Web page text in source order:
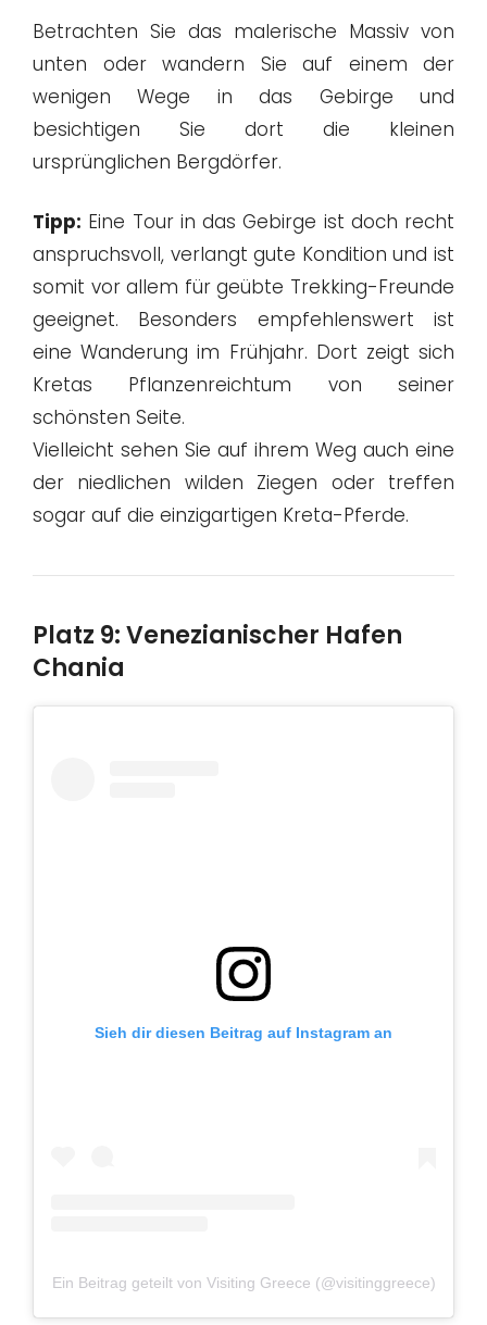
Betrachten Sie das malerische Massiv von
unten oder wandern Sie auf einem der
wenigen Wege in das Gebirge und
besichtigen Sie dort die kleinen
ursprünglichen Bergdörfer.
Tipp: Eine Tour in das Gebirge ist doch recht
anspruchsvoll, verlangt gute Kondition und ist
somit vor allem für geübte Trekking-Freunde
geeignet. Besonders empfehlenswert ist
eine Wanderung im Frühjahr. Dort zeigt sich
Kretas Pflanzenreichtum von seiner
schönsten Seite.
Vielleicht sehen Sie auf ihrem Weg auch eine
der niedlichen wilden Ziegen oder treffen
sogar auf die einzigartigen Kreta-Pferde.
Platz 9: Venezianischer Hafen
Chania
Sieh dir diesen Beitrag auf Instagram an
Ein Beitrag geteilt von Visiting Greece (@visitinggreece)